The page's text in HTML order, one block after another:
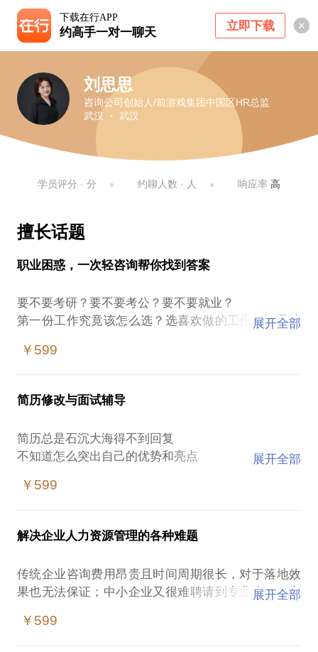
下载在行APP
约高手一对一聊天 立即下载
刘思思
咨询公司创始人/前游戏集团中国区HR总监
武汉 ・ 武汉
学员评分 - 分 约聊人数 - 人 响应率 高
擅长话题
职业困惑，一次轻咨询帮你找到答案
要不要考研？要不要考公？要不要就业？
第一份工作究竟该怎么选？选喜欢做的工作？还是选
是在一线城市继续拼搏？还是回老家发展？
临近毕业，不知道自己想做什么，更不知道能做什么
不喜欢现在的工作，又不知道自己喜欢什么工作
对未来的发展感到焦虑，工作没动力，身心疲惫
理？
所在行业走下坡路，想转行又不知道哪个方向？
看起来可能是你不知道自己想要什么；不知道自己擅
展开全部
￥599
简历修改与面试辅导
简历总是石沉大海得不到回复
不知道怎么突出自己的优势和亮点
不知道面试官的问题背后到底考察的什么
一份简历的背后，其实是一场职业规划的体现；
察；
不仅要找到工作，更要找到可以发展的未来！
展开全部
￥599
解决企业人力资源管理的各种难题
传统企业咨询费用昂贵且时间周期很长，对于落地效
果也无法保证；中小企业又很难聘请到专业水平很高
位的薪酬，如何实现营销团队的人员扩充，如何避免
展开全部
￥599